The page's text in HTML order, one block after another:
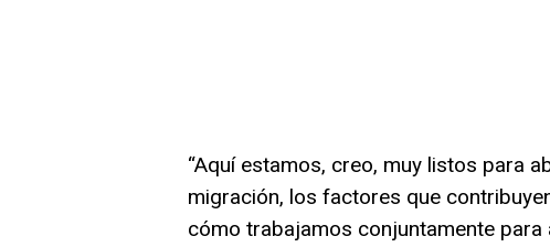
“Aquí estamos, creo, muy listos para
migración, los factores que
cómo trabajamos conjuntamente